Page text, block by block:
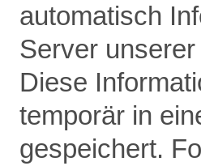
automatisch
Server
Diese
temporär in
gespeichert.